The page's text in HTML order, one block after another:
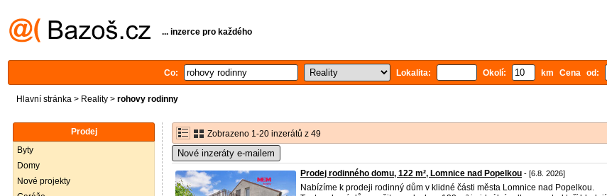
... inzerce pro každého
Co: Lokalita: Okolí: km Cena od:
Hlavní stránka > Reality > rohovy rodinny
Prodej
Byty
Domy
Nové projekty
Zobrazeno 1-20 inzerátů z 49
Nové inzeráty e-mailem
Prodej rodinného domu, 122 m², Lomnice nad Popelkou - [6.8. 2026]
Nabízíme k prodeji rodinný dům v klidné části města Lomnice nad Popelkou.